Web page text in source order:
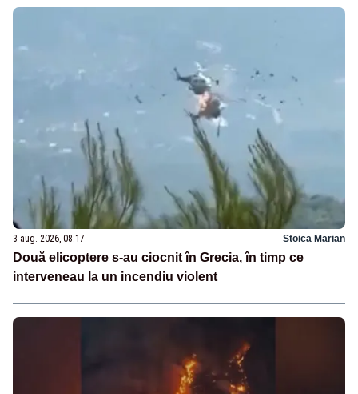
3 aug. 2026, 08:17 Stoica Marian
Două elicoptere s-au ciocnit în Grecia, în timp ce
interveneau la un incendiu violent